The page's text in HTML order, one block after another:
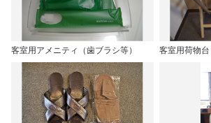
客室用アメニティ（歯ブラシ等） 客室用荷物台